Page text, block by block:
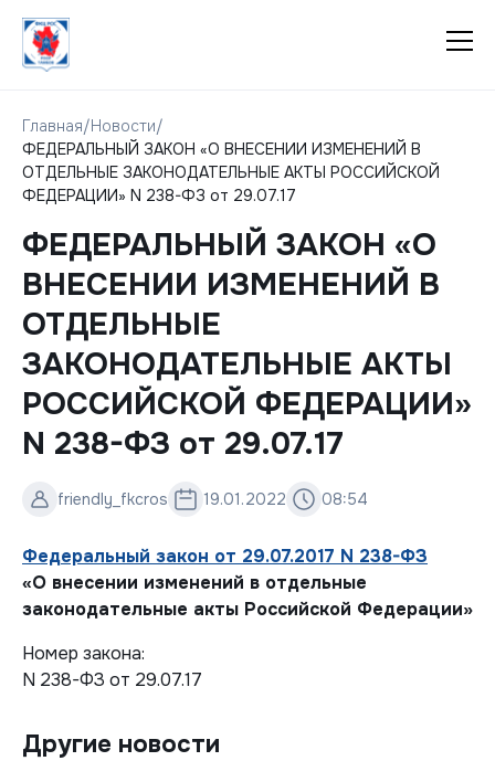
Главная/Новости/
ФЕДЕРАЛЬНЫЙ ЗАКОН «О ВНЕСЕНИИ ИЗМЕНЕНИЙ В
ОТДЕЛЬНЫЕ ЗАКОНОДАТЕЛЬНЫЕ АКТЫ РОССИЙСКОЙ
ФЕДЕРАЦИИ» N 238-ФЗ от 29.07.17
ФЕДЕРАЛЬНЫЙ ЗАКОН «О
ВНЕСЕНИИ ИЗМЕНЕНИЙ В
ОТДЕЛЬНЫЕ
ЗАКОНОДАТЕЛЬНЫЕ АКТЫ
РОССИЙСКОЙ ФЕДЕРАЦИИ»
N 238-ФЗ от 29.07.17
friendly_fkcros 19.01.2022 08:54
Федеральный закон от 29.07.2017 N 238-ФЗ
«О внесении изменений в отдельные
законодательные акты Российской Федерации»
Номер закона:
N 238-ФЗ от 29.07.17
Другие новости